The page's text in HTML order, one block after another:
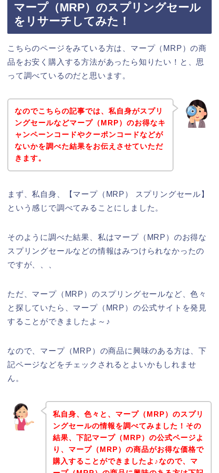
マープ（MRP）のスプリングセール
をリサーチしてみた！
こちらのページをみている方は、マープ（MRP）の商
品をお安く購入する方法があったら知りたい！と、思
って調べているのだと思います。
なのでこちらの記事では、私自身がスプリ
ングセールなどマープ（MRP）のお得なキ
ャンペーンコードやクーポンコードなどが
ないかを調べた結果をお伝えさせていただ
きます。
まず、私自身、【マープ（MRP） スプリングセール】
という感じで調べてみることにしました。
そのように調べた結果、私はマープ（MRP）のお得な
スプリングセールなどの情報はみつけられなかったの
ですが、、、
ただ、マープ（MRP）のスプリングセールなど、色々
と探していたら、マープ（MRP）の公式サイトを発見
することができましたよ～♪
なので、マープ（MRP）の商品に興味のある方は、下
記ページなどをチェックされるとよいかもしれませ
ん。
私自身、色々と、マープ（MRP）のスプリ
ングセールの情報を調べてみました！その
結果、下記マープ（MRP）の公式ページよ
り、マープ（MRP）の商品がお得な価格で
購入することができましたよ♪なので、マ